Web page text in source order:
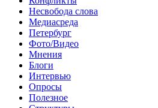
Несвобода слова
Медиасреда
Петербург
Фото/Видео
Мнения
Блоги
Интервью
Опросы
Полезное